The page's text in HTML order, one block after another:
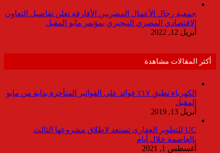
جمعية رجال الأعمال المصريين الأفارقة تعلن تفاصيل التعاون
الاقتصادي المصري النيجيري بمؤتمر مايو المقبل
أبريل 12, 2022
أكثر المقالات مشاهدة
الكهرباء تطبق ١٧٪ فوائد على الفواتير المتأخرة بداية من مايو
المقبل
أبريل 13, 2019
UC للتطوير العقارى تستعد لاطلاق مشروعها الثالث
بالعاصمة خلال أيام
أغسطس 1, 2021